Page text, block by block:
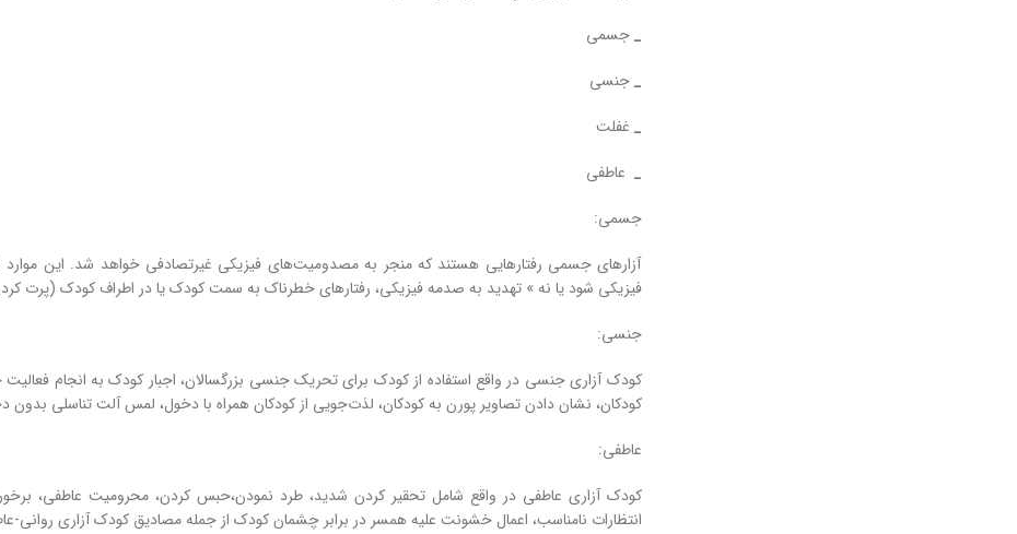
_جسمی
_جنسی
_ غفلت
_ عاطفی
جسمی:
آزارهای جسمی رفتارهایی هستند که منجر به مصدومیت‌های فیزیکی غیرتصادفی خواهد شد. این
فیزیکی شود یا نه » تهدید‌ به صدمه فیزیکی، رفتارهای خطرناک به سمت کودک یا در اطراف کودک (پرت
جنسی:
کودک آزاری جنسی در واقع استفاده از کودک برای تحریک جنسی بزرگسالان، اجبار کودک به انجام
کودکان، نشان دادن تصاویر پورن به کودکان، لذت‌جویی از کودکان همراه با دخول، لمس آلت تناسلی
عاطفی:
کودک آزاری عاطفی در واقع شامل تحقیر کردن شدید، طرد نمودن،حبس کردن، محرومیت عاطفی،
انتظارات نامناسب، اعمال خشونت علیه همسر در برابر چشمان کودک از جمله مصادیق کودک آزاری